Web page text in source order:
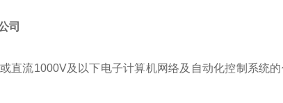
司
直流1000V及以下电子计算机网络及自动化控制系统